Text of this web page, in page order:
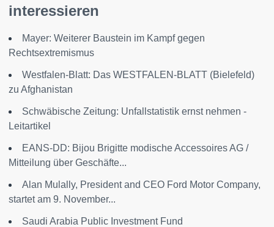
interessieren
Mayer: Weiterer Baustein im Kampf gegen
Rechtsextremismus
Westfalen-Blatt: Das WESTFALEN-BLATT (Bielefeld)
zu Afghanistan
Schwäbische Zeitung: Unfallstatistik ernst nehmen -
Leitartikel
EANS-DD: Bijou Brigitte modische Accessoires AG /
Mitteilung über Geschäfte...
Alan Mulally, President and CEO Ford Motor Company,
startet am 9. November...
Saudi Arabia Public Investment Fund